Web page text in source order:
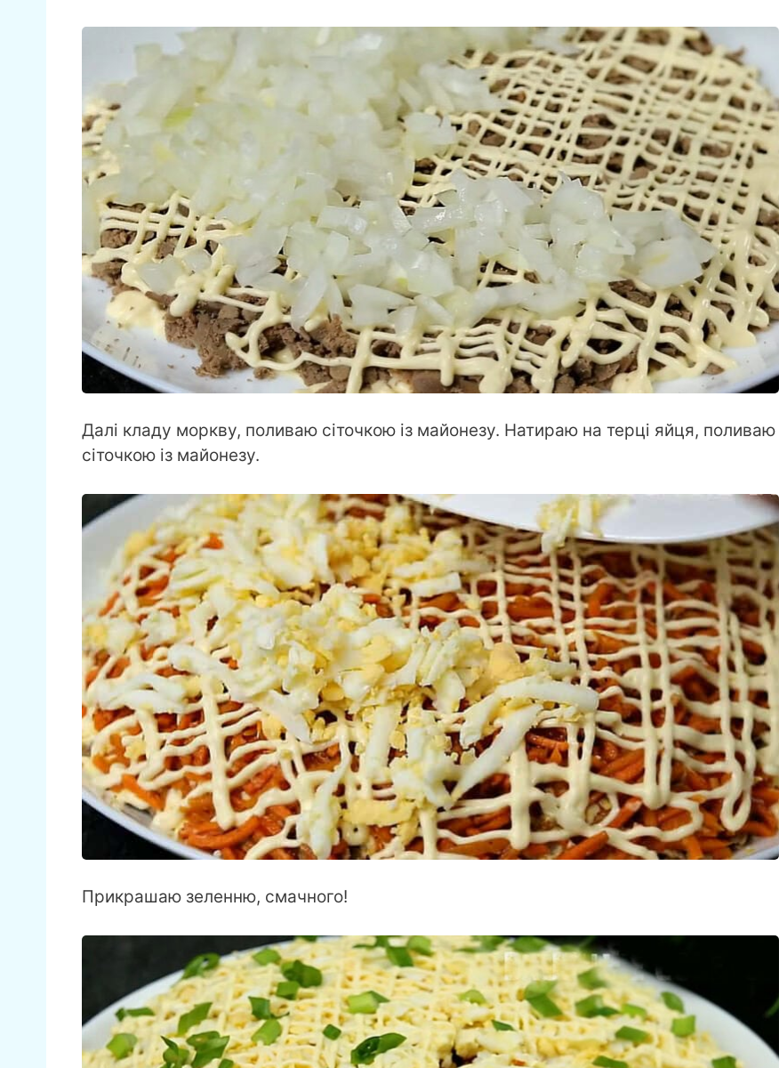
Далі кладу моркву, поливаю сіточкою із майонезу. Натираю на терці яйця, поливаю
сіточкою із майонезу.
Прикрашаю зеленню, смачного!